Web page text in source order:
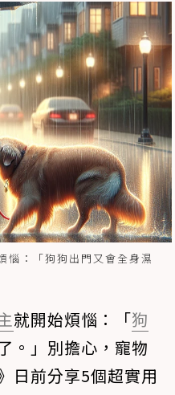
惱：「狗狗出門又會全身濕
就開始煩惱：「狗
。」別擔心，寵物
日前分享5個超實用